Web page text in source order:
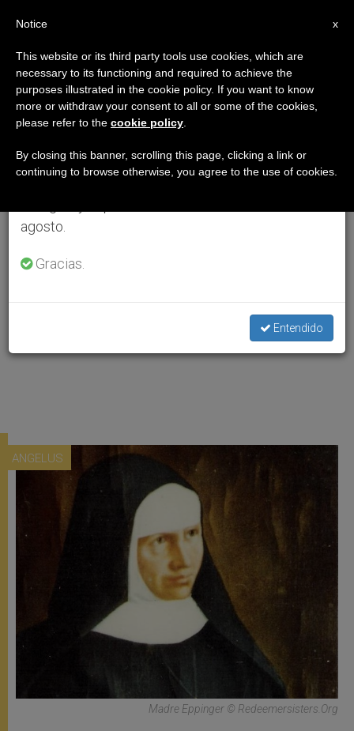
ANGELUS
Madre Eppinger © Redeemersisters.org
×
Aviso importante
Del 27 de julio al 7 de agosto haremos la pausa
anual, aprovechando que en el periodo de verano
se generan menos informaciones y también el
agosto.
Gracias.
Entendido
x
Notice
This website or its third party tools use cookies, which are
necessary to its functioning and required to achieve the
purposes illustrated in the cookie policy. If you want to know
more or withdraw your consent to all or some of the cookies,
please refer to the cookie policy
By closing this banner, scrolling this page, clicking a link or
continuing to browse otherwise, you agree to the use of cookies.